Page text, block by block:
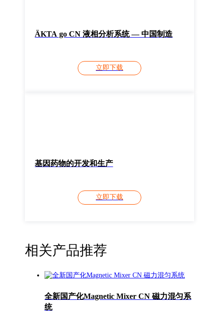
ÄKTA go CN 液相分析系统 — 中国制造
立即下载
基因药物的开发和生产
立即下载
相关产品推荐
全新国产化Magnetic Mixer CN 磁力混匀系
统